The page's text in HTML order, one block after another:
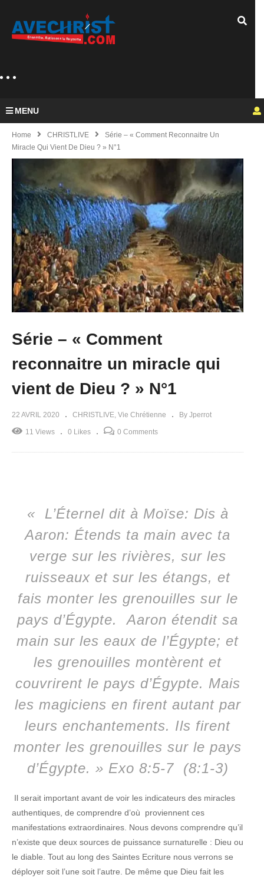
MENU
Home CHRISTLIVE
Série – « Comment Reconnaitre Un
Miracle Qui Vient De Dieu ? » N°1
Série – « Comment
reconnaitre un miracle qui
vient de Dieu ? » N°1
22 AVRIL 2020 CHRISTLIVE Vie Chrétienne By Jperrot
11 Views 0 Likes 0 Comments
« L’Éternel dit à Moïse: Dis à
Aaron: Étends ta main avec ta
verge sur les rivières, sur les
ruisseaux et sur les étangs, et
fais monter les grenouilles sur le
pays d’Égypte. Aaron étendit sa
main sur les eaux de l’Égypte; et
les grenouilles montèrent et
couvrirent le pays d’Égypte. Mais
les magiciens en firent autant par
leurs enchantements. Ils firent
monter les grenouilles sur le pays
d’Égypte. » Exo 8:5-7 (8:1-3)
Il serait important avant de voir les indicateurs des miracles
authentiques, de comprendre d’où proviennent ces
manifestations extraordinaires. Nous devons comprendre qu’il
n’existe que deux sources de puissance surnaturelle : Dieu ou
le diable. Tout au long des Saintes Ecriture nous verrons se
déployer soit l’une soit l’autre. De même que Dieu fait les